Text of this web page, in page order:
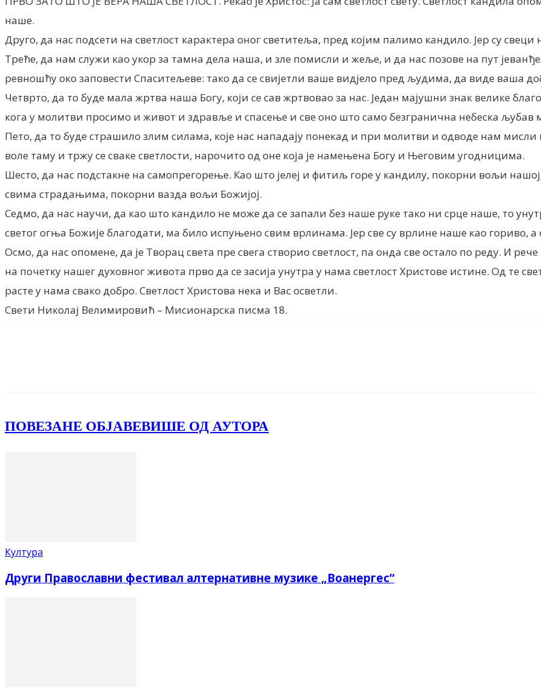
наше.
Друго, да нас подсети на светлост карактера оног светитеља, пред којим палимо кандило. Јер су свеци
Треће, да нам служи као укор за тамна дела наша, и зле помисли и жеље, и да нас позове на пут
ревношћу око заповести Спаситељеве: тако да се свијетли ваше видјело пред људима, да виде ваша
Четврто, да то буде мала жртва наша Богу, који се сав жртвовао за нас. Један мајушни знак велике
кога у молитви просимо и живот и здравље и спасење и све оно што само безгранична небеска љубав
Пето, да то буде страшило злим силама, које нас нападају понекад и при молитви и одводе нам мисли
воле таму и тржу се сваке светлости, нарочито од оне која је намењена Богу и Његовим угодницима.
Шесто, да нас подстакне на самопрегорење. Као што јелеј и фитиљ горе у кандилу, покорни вољи
свима страдањима, покорни вазда вољи Божијој.
Седмо, да нас научи, да као што кандило не може да се запали без наше руке тако ни срце наше, то
светог огња Божије благодати, ма било испуњено свим врлинама. Јер све су врлине наше као гориво, а
Осмо, да нас опомене, да је Творац света пре свега створио светлост, па онда све остало по реду. И рече
на почетку нашег духовног живота прво да се засија унутра у нама светлост Христове истине. Од те
расте у нама свако добро. Светлост Христова нека и Вас осветли.
Свети Николај Велимировић – Мисионарска писма 18.
ПОВЕЗАНЕ ОБЈАВЕВИШЕ ОД АУТОРА
Култура
Други Православни фестивал алтернативне музике „Воанергес“